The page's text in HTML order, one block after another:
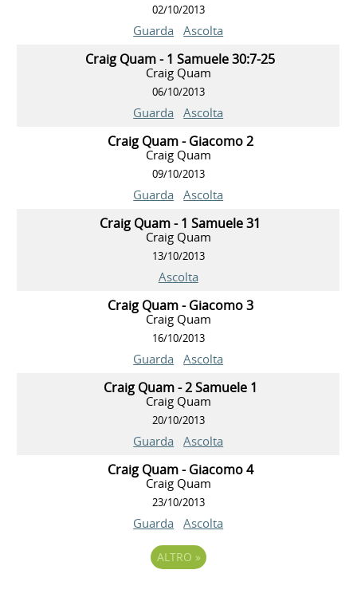
02/10/2013
Guarda Ascolta
Craig Quam - 1 Samuele 30:7-25
Craig Quam
06/10/2013
Guarda Ascolta
Craig Quam - Giacomo 2
Craig Quam
09/10/2013
Guarda Ascolta
Craig Quam - 1 Samuele 31
Craig Quam
13/10/2013
Ascolta
Craig Quam - Giacomo 3
Craig Quam
16/10/2013
Guarda Ascolta
Craig Quam - 2 Samuele 1
Craig Quam
20/10/2013
Guarda Ascolta
Craig Quam - Giacomo 4
Craig Quam
23/10/2013
Guarda Ascolta
ALTRO »